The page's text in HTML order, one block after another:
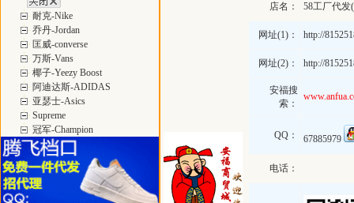
耐克-Nike
乔丹-Jordan
匡威-converse
万斯-Vans
椰子-Yeezy Boost
阿迪达斯-ADIDAS
亚瑟士-Asics
Supreme
冠军-Champion
店名： 58工厂代发(
网址(1)： http://
网址(2)： http://
安福搜
索：
QQ： 67885979
电话：